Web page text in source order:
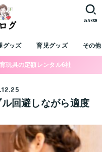
グッズ 育児グッズ その他
SEARCH
玩具の定額レンタル6社
回避しながら適度